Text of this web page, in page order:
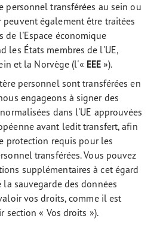
personnel transférées au sein ou
peuvent également être traitées
de l'Espace économique
les États membres de l'UE,
et la Norvège (l'« EEE »).
personnel sont transférées en
engageons à signer des
dans l'UE approuvées
avant ledit transfert, afin
protection requis pour les
transférées. Vous pouvez
supplémentaires à cet égard
sauvegarde des données
vos droits, comme il est
section « Vos droits »).